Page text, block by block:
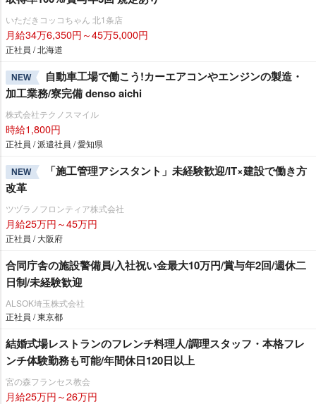
いただきコッコちゃん 北1条店
月給34万6,350円～45万5,000円
正社員 / 北海道
NEW
自動車工場で働こう!カーエアコンやエンジンの製造・
加工業務/寮完備 denso aichi
株式会社テクノスマイル
時給1,800円
正社員 / 派遣社員 / 愛知県
NEW
「施工管理アシスタント」未経験歓迎/IT×建設で働き方
改革
ツヅラノフロンティア株式会社
月給25万円～45万円
正社員 / 大阪府
合同庁舎の施設警備員/入社祝い金最大10万円/賞与年2回/週休二
日制/未経験歓迎
ALSOK埼玉株式会社
正社員 / 東京都
結婚式場レストランのフレンチ料理人/調理スタッフ・本格フレ
ンチ体験勤務も可能/年間休日120日以上
宮の森フランセス教会
月給25万円～26万円